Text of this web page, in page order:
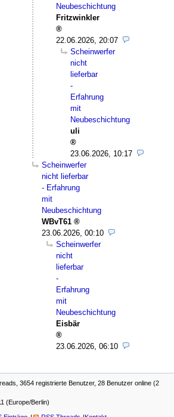
Neubeschichtung
Fritzwinkler
22.06.2026, 20:07
Scheinwerfer
nicht
lieferbar
-
Erfahrung
mit
Neubeschichtung
uli
23.06.2026, 10:17
Scheinwerfer
nicht lieferbar
- Erfahrung
mit
Neubeschichtung
WBvT61
23.06.2026, 00:10
Scheinwerfer
nicht
lieferbar
-
Erfahrung
mit
Neubeschichtung
Eisbär
23.06.2026, 06:10
3654 registrierte Benutzer, 28 Benutzer online (2
(Europe/Berlin)